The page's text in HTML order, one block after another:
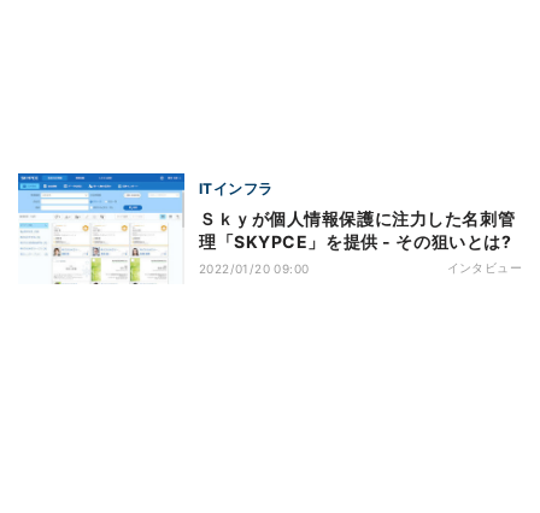
ITインフラ
Ｓｋｙが個人情報保護に注力した名刺管
理「SKYPCE」を提供 - その狙いとは?
2022/01/20 09:00 インタビュー